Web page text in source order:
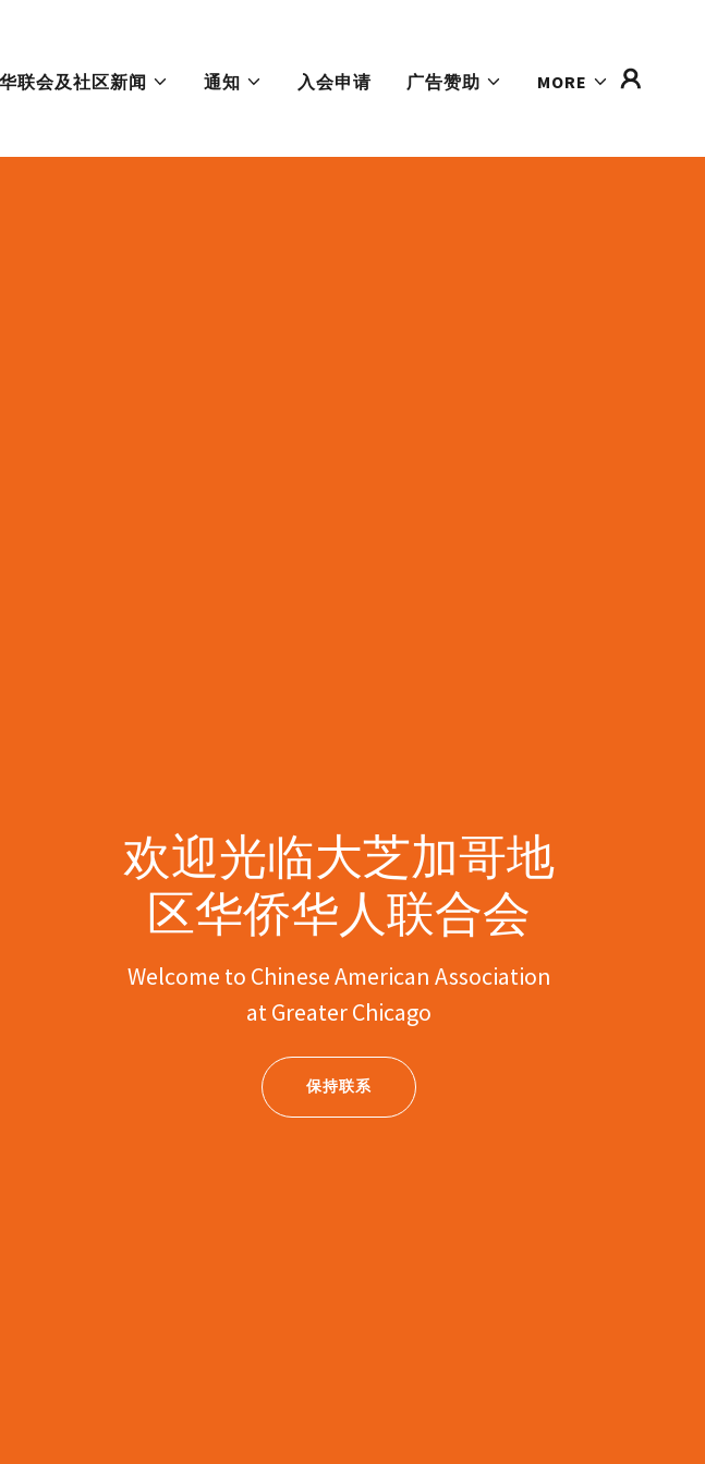
华联会及社区新闻 通知 入会申请 广告赞助 MORE
欢迎光临大芝加哥地
区华侨华人联合会
Welcome to Chinese American Association
at Greater Chicago
保持联系